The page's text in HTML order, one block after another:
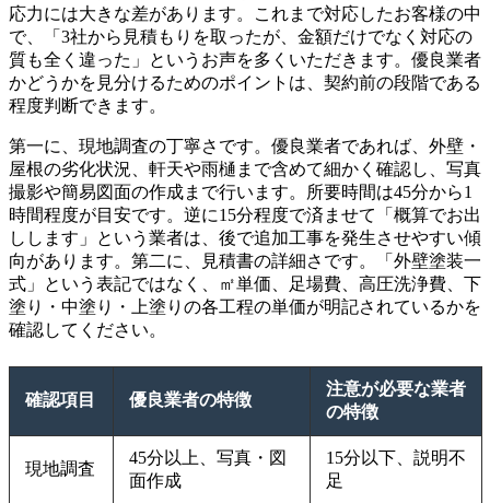
応力には大きな差があります。これまで対応したお客様の中
で、「3社から見積もりを取ったが、金額だけでなく対応の
質も全く違った」というお声を多くいただきます。優良業者
かどうかを見分けるためのポイントは、契約前の段階である
程度判断できます。
第一に、現地調査の丁寧さです。優良業者であれば、外壁・
屋根の劣化状況、軒天や雨樋まで含めて細かく確認し、写真
撮影や簡易図面の作成まで行います。所要時間は45分から1
時間程度が目安です。逆に15分程度で済ませて「概算でお出
しします」という業者は、後で追加工事を発生させやすい傾
向があります。第二に、見積書の詳細さです。「外壁塗装一
式」という表記ではなく、㎡単価、足場費、高圧洗浄費、下
塗り・中塗り・上塗りの各工程の単価が明記されているかを
確認してください。
確認項目 優良業者の特徴
注意が必要な業者
の特徴
現地調査
45分以上、写真・図
面作成
15分以下、説明不
足